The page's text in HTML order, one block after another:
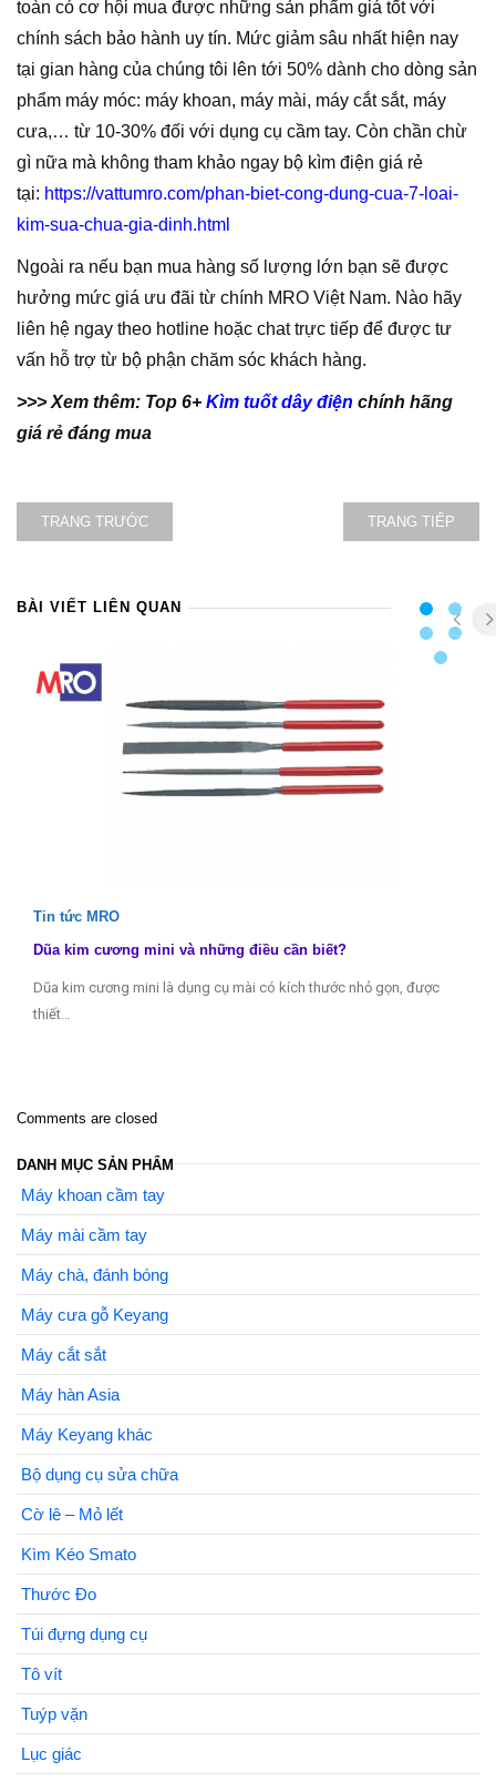
toàn có cơ hội mua được những sản phẩm giá tốt với
chính sách bảo hành uy tín. Mức giảm sâu nhất hiện nay
tại gian hàng của chúng tôi lên tới 50% dành cho dòng sản
phẩm máy móc: máy khoan, máy mài, máy cắt sắt, máy
cưa,… từ 10-30% đối với dụng cụ cầm tay. Còn chần chừ
gì nữa mà không tham khảo ngay bộ kìm điện giá rẻ
tại: https://vattumro.com/phan-biet-cong-dung-cua-7-loai-
kim-sua-chua-gia-dinh.html
Ngoài ra nếu bạn mua hàng số lượng lớn bạn sẽ được
hưởng mức giá ưu đãi từ chính MRO Việt Nam. Nào hãy
liên hệ ngay theo hotline hoặc chat trực tiếp để được tư
vấn hỗ trợ từ bộ phận chăm sóc khách hàng.
>>> Xem thêm: Top 6+ Kìm tuốt dây điện chính hãng
giá rẻ đáng mua
TRANG TRƯỚC TRANG TIẾP
BÀI VIẾT LIÊN QUAN
Tin tức MRO
Dũa kim cương mini và những điều cần biết?
Dũa kim cương mini là dụng cụ mài có kích thước nhỏ gọn, được
thiết…
Comments are closed
DANH MỤC SẢN PHẨM
Máy khoan cầm tay
Máy mài cầm tay
Máy chà, đánh bóng
Máy cưa gỗ Keyang
Máy cắt sắt
Máy hàn Asia
Máy Keyang khác
Bộ dụng cụ sửa chữa
Cờ lê – Mỏ lết
Kìm Kéo Smato
Thước Đo
Túi đựng dụng cụ
Tô vít
Tuýp vặn
Lục giác